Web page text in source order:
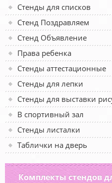
Стенды для списков
Стенд Поздравляем
Стенд Объявление
Права ребенка
Стенды аттестационные
Стенды для лепки
Стенды для выставки
В спортивный зал
Стенды листалки
Таблички на дверь
Комплекты стендов